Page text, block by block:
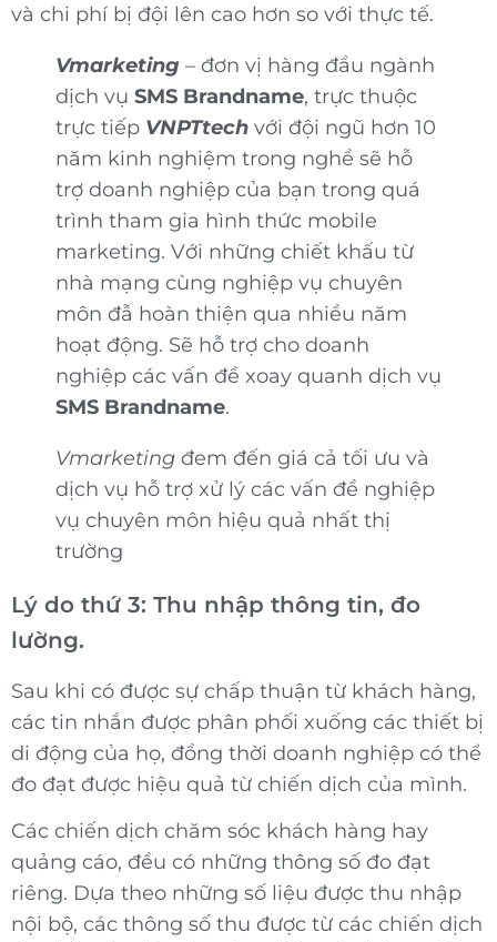
và chi phí bị đội lên cao hơn so với thực tế.
Vmarketing – đơn vị hàng đầu ngành
dịch vụ SMS Brandname, trực thuộc
trực tiếp VNPTtech với đội ngũ hơn 10
năm kinh nghiệm trong nghề sẽ hỗ
trợ doanh nghiệp của bạn trong quá
trình tham gia hình thức mobile
marketing. Với những chiết khấu từ
nhà mạng cùng nghiệp vụ chuyên
môn đẫ hoàn thiện qua nhiều năm
hoạt động. Sẽ hỗ trợ cho doanh
nghiệp các vấn đề xoay quanh dịch vụ
SMS Brandname.
Vmarketing đem đến giá cả tối ưu và
dịch vụ hỗ trợ xử lý các vấn đề nghiệp
vụ chuyên môn hiệu quả nhất thị
trường
Lý do thứ 3: Thu nhập thông tin, đo
lường.
Sau khi có được sự chấp thuận từ khách hàng,
các tin nhắn được phân phối xuống các thiết bị
di động của họ, đồng thời doanh nghiệp có thể
đo đạt được hiệu quả từ chiến dịch của mình.
Các chiến dịch chăm sóc khách hàng hay
quảng cáo, đều có những thông số đo đạt
riêng. Dựa theo những số liệu được thu nhập
nội bộ, các thông số thu được từ các chiến dịch